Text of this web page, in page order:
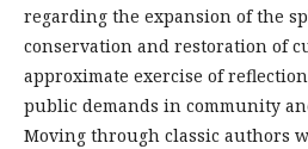
regarding the expansion of the
conservation and restoration of
approximate exercise of
public demands in community
Moving through classic authors